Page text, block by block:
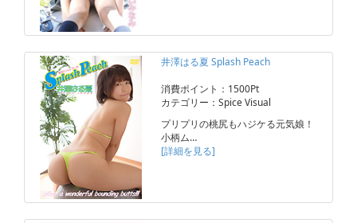
井澤はる夏 Splash Peach
消費ポイント：1500Pt
カテゴリー：Spice Visual
プリプリの桃尻もハジケる元気娘！
小柄ム…
[詳細を見る]